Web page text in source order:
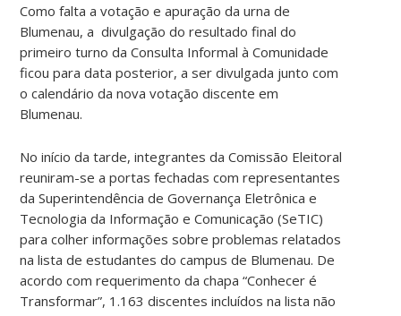
Como falta a votação e apuração da urna de
Blumenau, a divulgação do resultado final do
primeiro turno da Consulta Informal à Comunidade
ficou para data posterior, a ser divulgada junto com
o calendário da nova votação discente em
Blumenau.
No início da tarde, integrantes da Comissão Eleitoral
reuniram-se a portas fechadas com representantes
da Superintendência de Governança Eletrônica e
Tecnologia da Informação e Comunicação (SeTIC)
para colher informações sobre problemas relatados
na lista de estudantes do campus de Blumenau. De
acordo com requerimento da chapa “Conhecer é
Transformar”, 1.163 discentes incluídos na lista não